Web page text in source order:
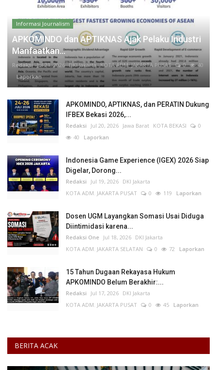
Informasi Journalism
APKOMINDO dan APTIKNAS Ajak Pelaku Industri
Manfaatkan...
Redaksi Jul 21, 2026 DKI Jakarta KOTA ADM. JAKARTA PUSAT 0
40
Laporkan
APKOMINDO, APTIKNAS, dan PERATIN Dukung
IFBEX Bekasi 2026,...
Redaksi Jul 20, 2026 Jawa Barat KOTA BEKASI
0
40 Laporkan
Indonesia Game Experience (IGEX) 2026 Siap
Digelar, Dorong...
Redaksi Jul 19, 2026 DKI Jakarta
KOTA ADM. JAKARTA PUSAT
0 119 Laporkan
Dosen UGM Layangkan Somasi Usai Diduga
Diintimidasi karena...
Redaksi One Jul 18, 2026 DKI Jakarta
KOTA ADM. JAKARTA SELATAN
0 72 Laporkan
15 Tahun Dugaan Rekayasa Hukum
APKOMINDO Belum Berakhir:...
Redaksi Jul 17, 2026 DKI Jakarta
KOTA ADM. JAKARTA PUSAT
0 45 Laporkan
BERITA ACAK